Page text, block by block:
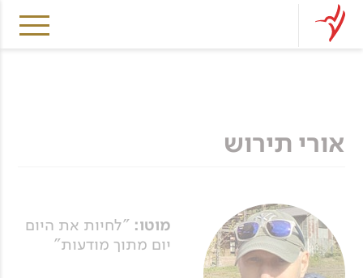
אורי תירוש
מוטו: "לחיות את היום
יום מתוך מודעות"